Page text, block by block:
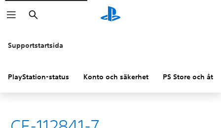
Sök
Supportstartsida
PlayStation-status Konto och säkerhet PS Store och